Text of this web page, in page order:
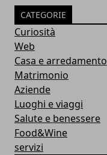
CATEGORIE
Curiosità
Web
Casa e arredamento
Matrimonio
Aziende
Luoghi e viaggi
Salute e benessere
Food&Wine
servizi